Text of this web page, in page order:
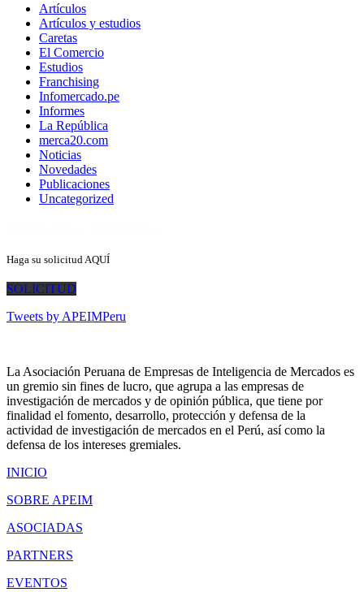
Artículos
Artículos y estudios
Caretas
El Comercio
Estudios
Franchising
Infomercado.pe
Informes
La República
merca20.com
Noticias
Novedades
Publicaciones
Uncategorized
Haga su solicitud AQUÍ
SOLICITUD
Tweets by APEIMPeru
La Asociación Peruana de Empresas de Inteligencia de Mercados es
un gremio sin fines de lucro, que agrupa a las empresas de
investigación de mercados y de opinión pública, que tiene por
finalidad el fomento, desarrollo, protección y defensa de la
actividad de investigación de mercados en el Perú, así como la
defensa de los intereses gremiales.
INICIO
SOBRE APEIM
ASOCIADAS
PARTNERS
EVENTOS